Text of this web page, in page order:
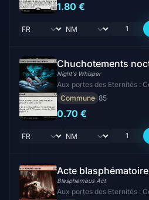
1.80 €
Chuchotements
Night's Whisper
Aux portes des Eternités :
Commune 85
0.70 €
Acte blasphématoire
Blasphemous Act
Aux portes des Eternités :